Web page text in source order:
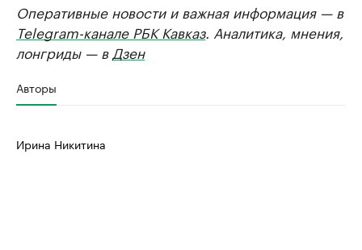
Оперативные новости и важная информация — в
Telegram-канале РБК Кавказ. Аналитика, мнения,
лонгриды — в Дзен
Авторы
Ирина Никитина